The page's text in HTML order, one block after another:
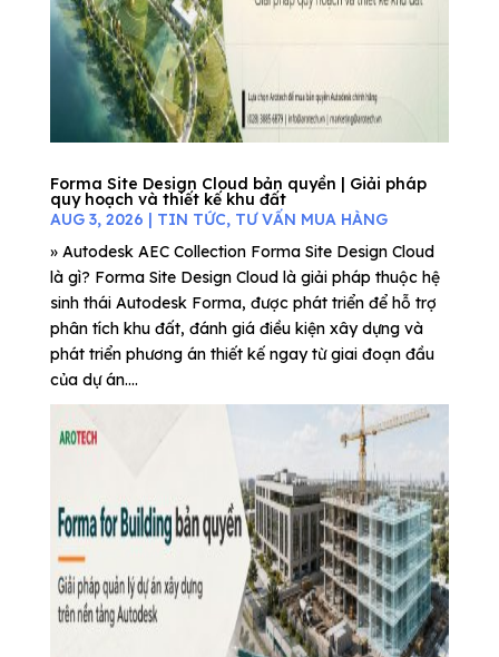
Forma Site Design Cloud bản quyền | Giải pháp
quy hoạch và thiết kế khu đất
AUG 3, 2026 | TIN TỨC, TƯ VẤN MUA HÀNG
» Autodesk AEC Collection Forma Site Design Cloud
là gì? Forma Site Design Cloud là giải pháp thuộc hệ
sinh thái Autodesk Forma, được phát triển để hỗ trợ
phân tích khu đất, đánh giá điều kiện xây dựng và
phát triển phương án thiết kế ngay từ giai đoạn đầu
của dự án....